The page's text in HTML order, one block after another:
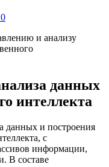
данных
интеллекта
данных и построения
с
информации,
В составе